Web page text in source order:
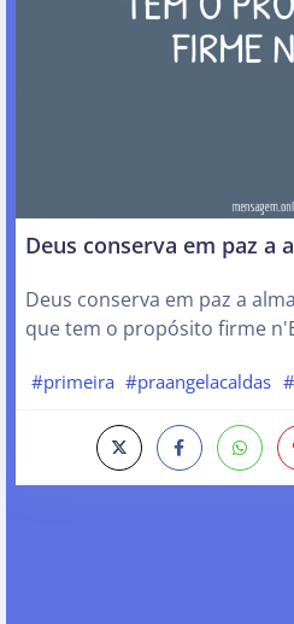
Deus conserva em paz a
Deus conserva em paz a
que tem o propósito firme
#primeira #praangelacaldas